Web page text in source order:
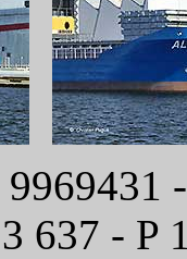
637 - P